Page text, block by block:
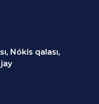
Nókis qalası,